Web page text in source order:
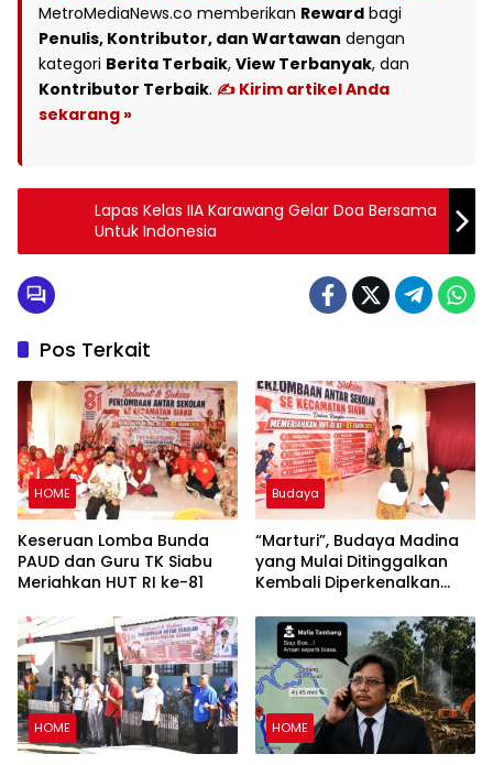
MetroMediaNews.co memberikan Reward bagi
Penulis, Kontributor, dan Wartawan dengan
kategori Berita Terbaik, View Terbanyak, dan
Kontributor Terbaik. ✍️ Kirim artikel Anda
sekarang »
Lapas Kelas IIA Karawang Gelar Doa Bersama
Untuk Indonesia
Pos Terkait
HOME
Keseruan Lomba Bunda
PAUD dan Guru TK Siabu
Meriahkan HUT RI ke-81
Budaya
“Marturi”, Budaya Madina
yang Mulai Ditinggalkan
Kembali Diperkenalkan
di Siabu
HOME HOME